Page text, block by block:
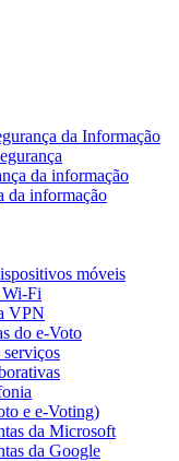
da Informação
da informação
da informação
móveis
Wi-Fi
VPN
do e-Voto
e e-Voting)
da Microsoft
da Google